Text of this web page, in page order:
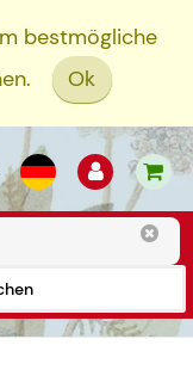
bestmögliche
Ok